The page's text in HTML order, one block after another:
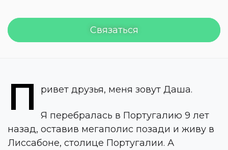
Связаться
П ривет друзья, меня зовут Даша.
Я перебралась в Португалию 9 лет
назад, оставив мегаполис позади и живу в
Лиссабоне, столице Португалии. А